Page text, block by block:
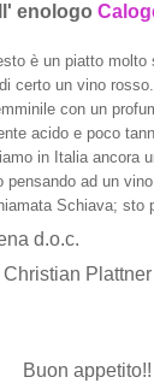
enologo
è un piatto
certo un vino
con un
acido e poco
in Italia ancora
ad un
Schiava; sto
d.o.c.
Buon appetito!!